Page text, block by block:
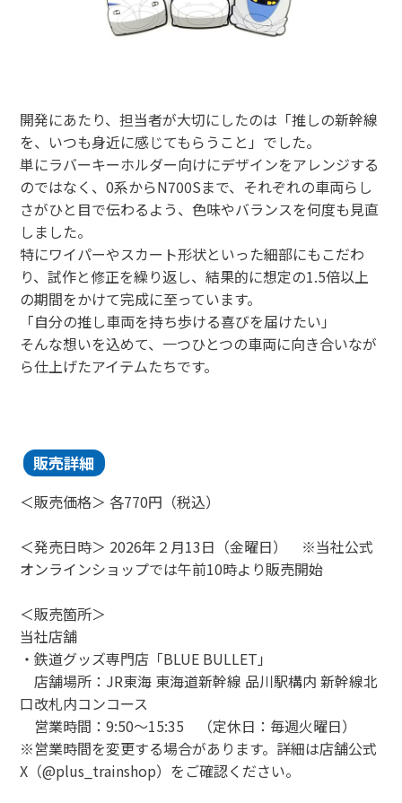
開発にあたり、担当者が大切にしたのは「推しの新幹線
を、いつも身近に感じてもらうこと」でした。
単にラバーキーホルダー向けにデザインをアレンジする
のではなく、0系からN700Sまで、それぞれの車両らし
さがひと目で伝わるよう、色味やバランスを何度も見直
しました。
特にワイパーやスカート形状といった細部にもこだわ
り、試作と修正を繰り返し、結果的に想定の1.5倍以上
の期間をかけて完成に至っています。
「自分の推し車両を持ち歩ける喜びを届けたい」
そんな想いを込めて、一つひとつの車両に向き合いなが
ら仕上げたアイテムたちです。
販売詳細
＜販売価格＞ 各770円（税込）
＜発売日時＞ 2026年２月13日（金曜日） ※当社公式
オンラインショップでは午前10時より販売開始
＜販売箇所＞
当社店舗
・鉄道グッズ専門店「BLUE BULLET 」
店舗場所： JR東海 東海道新幹線 品川駅構内 新幹線北
口改札内コンコース
営業時間：9:50～15:35 （定休日：毎週火曜日）
※営業時間を変更する場合があります。詳細は店舗公式
X （@plus_trainshop）をご確認ください。